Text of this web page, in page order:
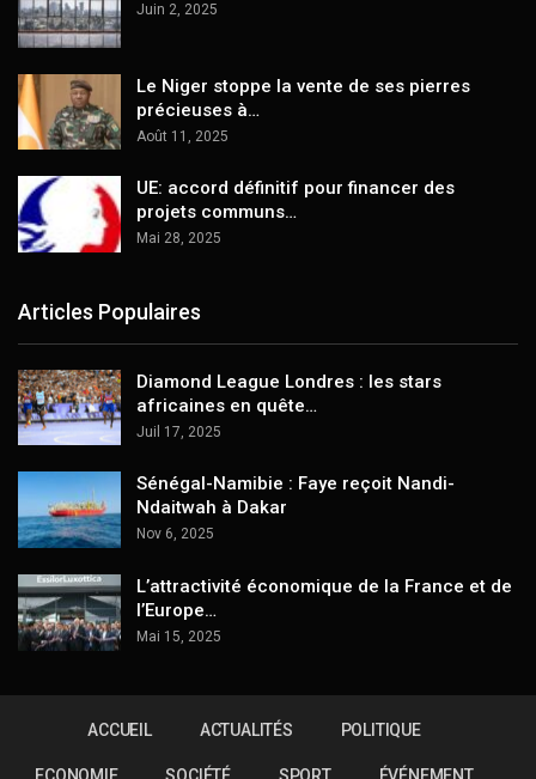
Juin 2, 2025
Le Niger stoppe la vente de ses pierres
précieuses à…
Août 11, 2025
UE: accord définitif pour financer des
projets communs…
Mai 28, 2025
Articles Populaires
Diamond League Londres : les stars
africaines en quête…
Juil 17, 2025
Sénégal-Namibie : Faye reçoit Nandi-
Ndaitwah à Dakar
Nov 6, 2025
L’attractivité économique de la France et de
l’Europe…
Mai 15, 2025
ACCUEIL ACTUALITÉS POLITIQUE
ECONOMIE SOCIÉTÉ SPORT ÉVÉNEMENT